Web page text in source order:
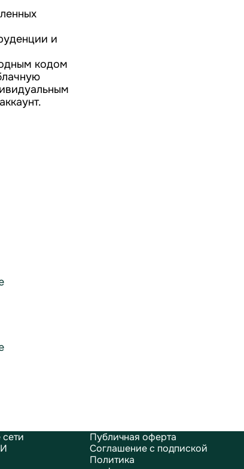
и
кодом
Публичная оферта
Соглашение с подпиской
Политика